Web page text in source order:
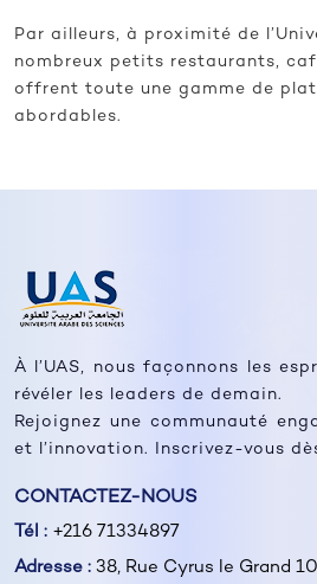
Par ailleurs, à proximité de
nombreux petits restaurants,
offrent toute une gamme de
abordables.
À l’UAS, nous façonnons les
révéler les leaders de demain.
Rejoignez une communauté
et l’innovation. Inscrivez-vous
CONTACTEZ-NOUS
Tél : +216 71334897
Adresse : 38, Rue Cyrus le Grand